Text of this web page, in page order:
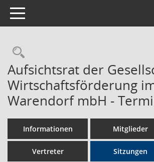
Toggle navigation
Rechercheauswahl
Aufsichtsrat der
Wirtschaftsförderung
Warendorf mbH -
Informationen Mitglieder
Vertreter Sitzungen